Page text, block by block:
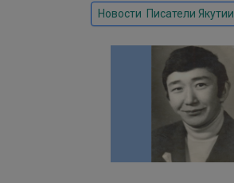
Новости Писатели Якутии